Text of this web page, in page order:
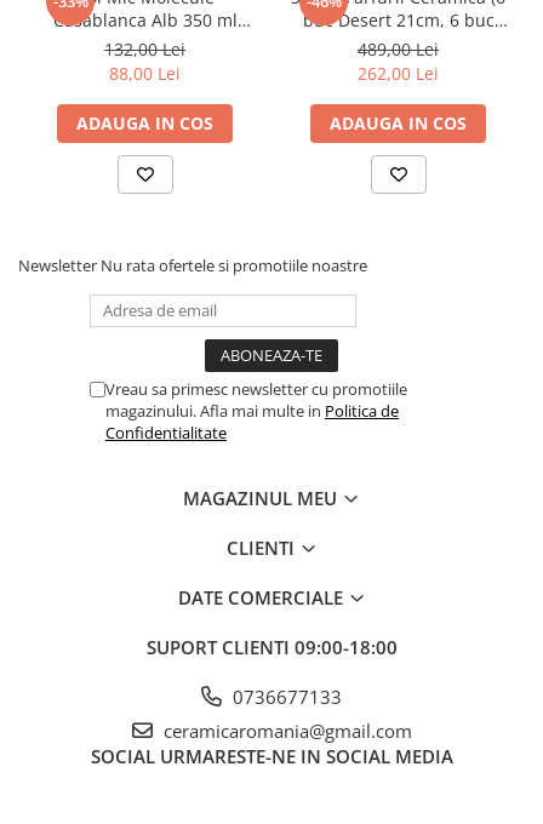
Casablanca Alb 350 ml
Diametru 17 cm
132,00 Lei
88,00 Lei
ADAUGA IN COS
buc Desert 21cm, 6 buc
Mari 26cm) Decorama Bej
Deschis cu Pensulare
489,00 Lei
262,00 Lei
ADAUGA IN COS
Newsletter Nu rata ofertele si promotiile noastre
Vreau sa primesc newsletter cu promotiile
magazinului. Afla mai multe in Politica de
Confidentialitate
MAGAZINUL MEU
CLIENTI
DATE COMERCIALE
SUPORT CLIENTI 09:00-18:00
0736677133
ceramicaromania@gmail.com
SOCIAL URMARESTE-NE IN SOCIAL MEDIA